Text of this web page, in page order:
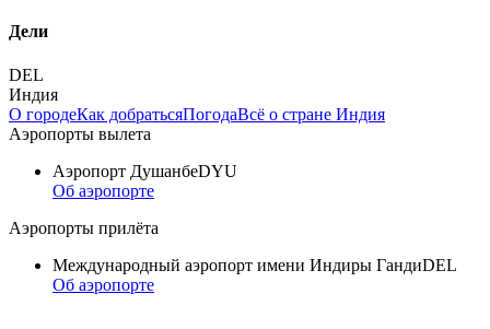
Дели
DEL
Индия
О городеКак добратьсяПогодаВсё о стране Индия
Аэропорты вылета
Аэропорт ДушанбеDYU
Об аэропорте
Аэропорты прилёта
Международный аэропорт имени Индиры ГандиDEL
Об аэропорте